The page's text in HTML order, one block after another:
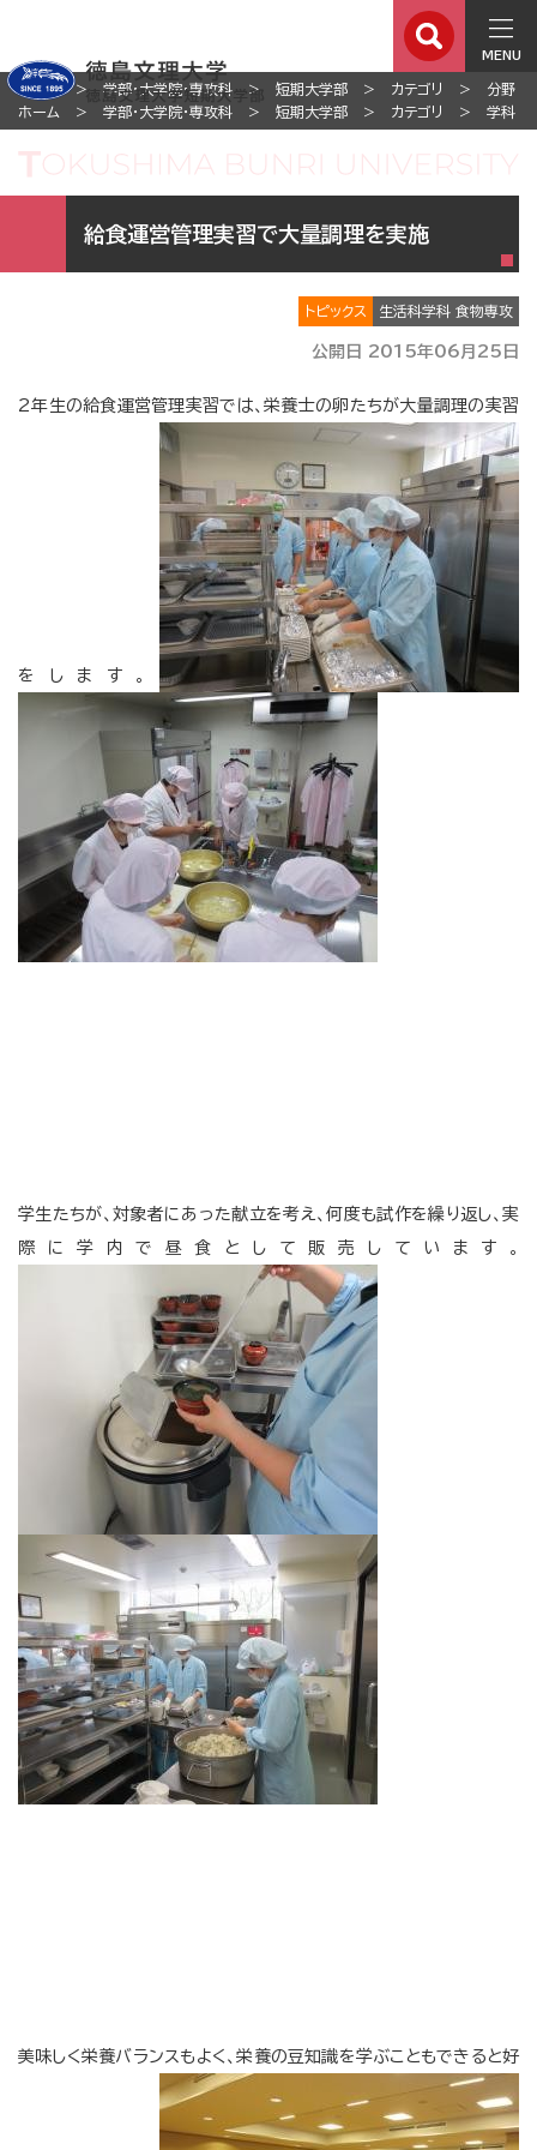
MENU
ホーム 学部・大学院・専攻科 短期大学部 カテゴリ
分野
ホーム
学部・大学院・専攻科 短期大学部 カテゴリ 学科
給食運営管理実習で大量調理を実施
トピックス 生活科学科 食物専攻
公開日 2015年06月25日
2年生の給食運営管理実習では、栄養士の卵たちが大量調理の実習
をします。
学生たちが、対象者にあった献立を考え、何度も試作を繰り返し、実
際に学内で昼食として販売しています。
美味しく栄養バランスもよく、栄養の豆知識を学ぶこともできると好